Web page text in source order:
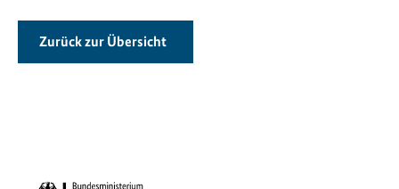
Zurück zur Übersicht